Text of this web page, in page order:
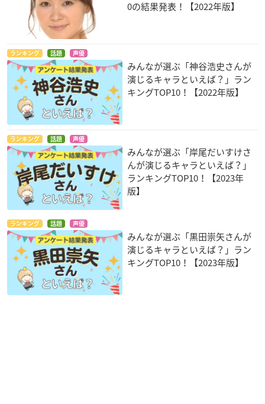
0の結果発表！【2022年版】
ランキング 話題 声優
みんなが選ぶ「神谷浩史さんが
演じるキャラといえば？」ラン
キングTOP10！【2022年版】
ランキング 話題 声優
みんなが選ぶ「岸尾だいすけさ
んが演じるキャラといえば？」
ランキングTOP10！【2023年
版】
ランキング 話題 声優
みんなが選ぶ「黒田崇矢さんが
演じるキャラといえば？」ラン
キングTOP10！【2023年版】